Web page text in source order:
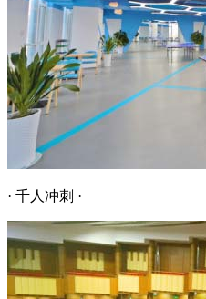
· 千人冲刺 ·